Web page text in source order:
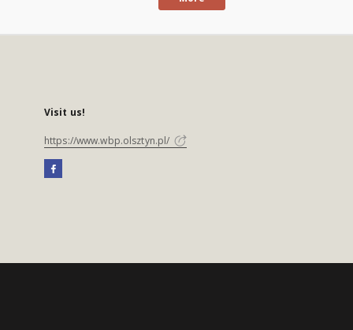
Visit us!
https://www.wbp.olsztyn.pl/